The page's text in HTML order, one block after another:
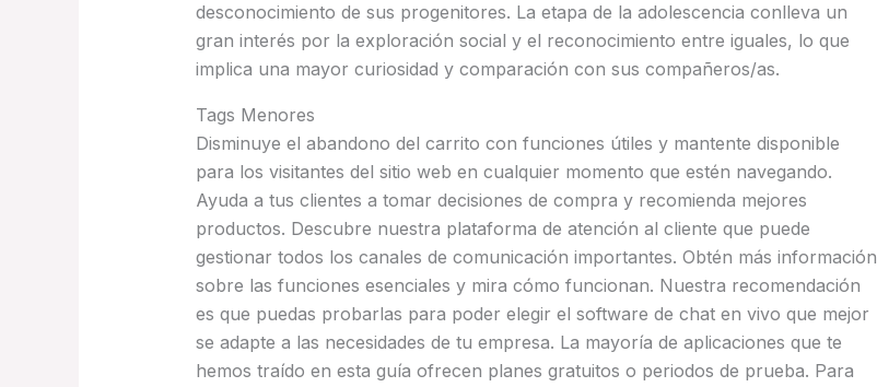
desconocimiento de sus progenitores. La etapa de la adolescencia conlleva un
gran interés por la exploración social y el reconocimiento entre iguales, lo que
implica una mayor curiosidad y comparación con sus compañeros/as.
Tags Menores
Disminuye el abandono del carrito con funciones útiles y mantente disponible
para los visitantes del sitio web en cualquier momento que estén navegando.
Ayuda a tus clientes a tomar decisiones de compra y recomienda mejores
productos. Descubre nuestra plataforma de atención al cliente que puede
gestionar todos los canales de comunicación importantes. Obtén más información
sobre las funciones esenciales y mira cómo funcionan. Nuestra recomendación
es que puedas probarlas para poder elegir el software de chat en vivo que mejor
se adapte a las necesidades de tu empresa. La mayoría de aplicaciones que te
hemos traído en esta guía ofrecen planes gratuitos o periodos de prueba. Para